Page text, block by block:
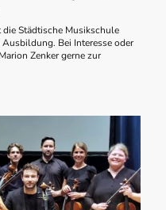
Städtische Musikschule
Bei Interesse oder
Zenker gerne zur